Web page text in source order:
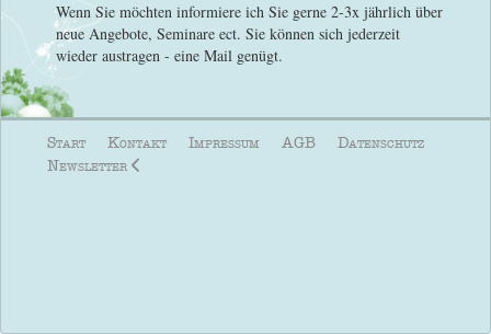
Wenn Sie möchten informiere ich Sie gerne 2-3x jährlich über
neue Angebote, Seminare ect. Sie können sich jederzeit
wieder austragen - eine Mail genügt.
Start Kontakt Impressum AGB
Datenschutz
Newsletter